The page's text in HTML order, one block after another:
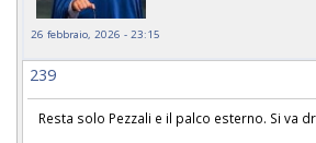
26 febbraio, 2026 - 23:15
239
Resta solo Pezzali e il palco esterno. Si va